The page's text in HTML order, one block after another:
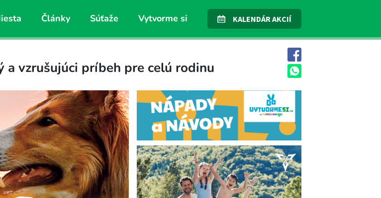
Články Súťaže Vytvorme si KALENDÁR AKCIÍ
a vzrušujúci príbeh pre celú rodinu